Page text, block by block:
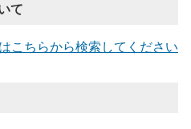
て
こちらから検索してください